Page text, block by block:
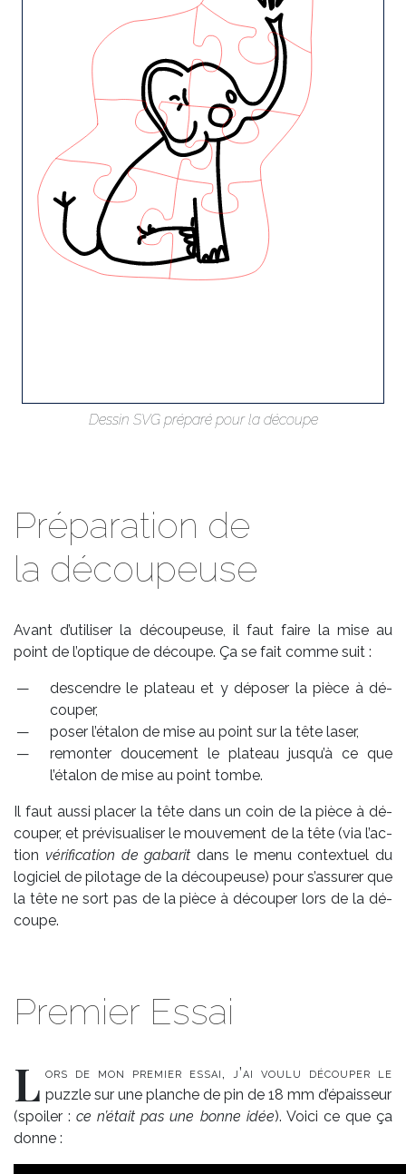
Des­sin SVGpré­pa­ré pour la dé­coupe
Préparation de
la découpeuse
Avant d’uti­li­ser la dé­cou­peu­se, il faut faire la mise au
point de l’op­tique de dé­coupe. Ça se fait comme suit :
des­­cendre le pla­­teau et y dé­­po­­ser la pièce à dé­­
cou­­per,
po­­ser l’éta­­lon de mise au point sur la tête la­­ser,
re­­mon­­ter dou­­ce­­ment le pla­­teau jus­­qu’à ce que
l’éta­­lon de mise au point tombe.
Il faut aus­si pla­cer la tête dans un coin de la pièce à dé­
cou­per, et pré­vi­sua­li­ser le mou­ve­ment de la tête (via l’ac­
tion vé­ri­fi­ca­tion de ga­ba­rit dans le me­nu contex­tuel du
lo­gi­ciel de pi­lo­tage de la dé­cou­peu­se) pour s’as­su­rer que
la tête ne sort pas de la pièce à dé­cou­per lors de la dé­
coupe.
Premier Essai
L ors de mon pre­mier es­sai, j’ai vou­lu dé­cou­per le
puzzle sur une planche de pin de 18 mm d’épais­seur
(s­poi­ler :ce n’était pas une bonne idée). Voi­­ci ce que ça
donne :